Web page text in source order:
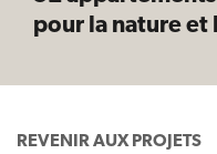
pour la nature et
REVENIR AUX PROJETS